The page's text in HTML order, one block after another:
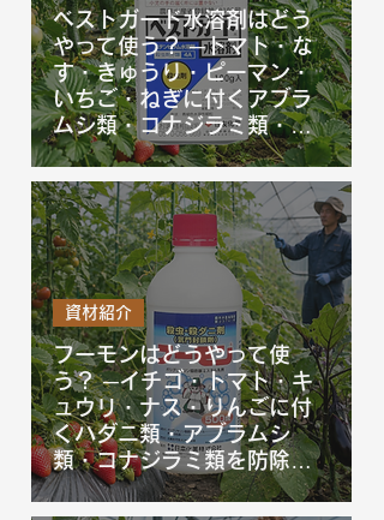
ベストガード水溶剤はどう
やって使う？ ─トマト・な
す・きゅうり・ピーマン・
いちご・ねぎに付くアブラ
ムシ類・コナジラミ類・ア
ザミウマ類を防除するベス
トガード水溶剤を徹底解
説！
フーモンはどうやって使
う？ ─イチゴ・トマト・キ
ュウリ・ナス・りんごに付
くハダニ類・アブラムシ
類・コナジラミ類を防除す
るフーモンを徹底解説！
資材紹介